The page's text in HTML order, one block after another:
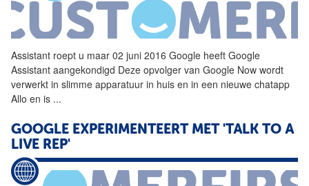
Assistant roept u maar 02 juni 2016 Google heeft Google
Assistant aangekondigd Deze opvolger van Google Now wordt
verwerkt in slimme apparatuur in huis en in een nieuwe chatapp
Allo en is ...
GOOGLE EXPERIMENTEERT MET 'TALK TO A
LIVE REP'